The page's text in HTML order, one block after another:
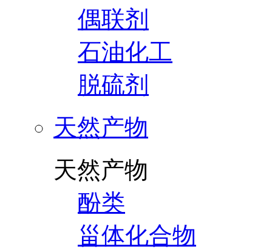
偶联剂
石油化工
脱硫剂
天然产物
天然产物
酚类
甾体化合物